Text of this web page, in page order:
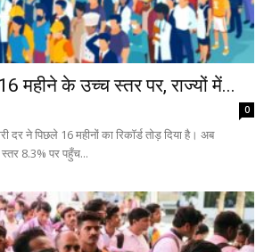
महीने के उच्च स्तर पर, राज्यों में...
0
दर ने पिछले 16 महीनों का रिकॉर्ड तोड़ दिया है। अब
8.3% पर पहुँच...